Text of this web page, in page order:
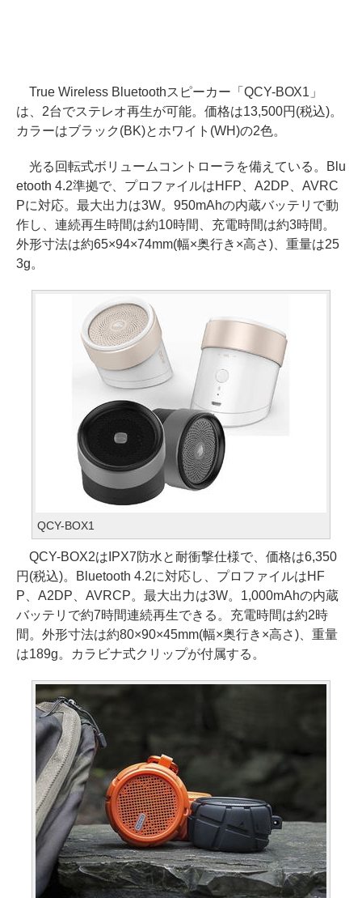
True Wireless Bluetoothスピーカー「QCY-BOX1」
は、2台でステレオ再生が可能。価格は13,500円(税込)。
カラーはブラック(BK)とホワイト(WH)の2色。
光る回転式ボリュームコントローラを備えている。Blu
etooth 4.2準拠で、プロファイルはHFP、A2DP、AVRC
Pに対応。最大出力は3W。950mAhの内蔵バッテリで動
作し、連続再生時間は約10時間、充電時間は約3時間。
外形寸法は約65×94×74mm(幅×奥行き×高さ)、重量は25
3g。
QCY-BOX1
QCY-BOX2はIPX7防水と耐衝撃仕様で、価格は6,350
円(税込)。Bluetooth 4.2に対応し、プロファイルはHF
P、A2DP、AVRCP。最大出力は3W。1,000mAhの内蔵
バッテリで約7時間連続再生できる。充電時間は約2時
間。外形寸法は約80×90×45mm(幅×奥行き×高さ)、重量
は189g。カラビナ式クリップが付属する。